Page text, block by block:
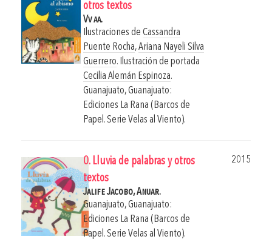
otros textos
Vv aa.
Ilustraciones de Cassandra
Puente Rocha,Ariana Nayeli Silva
Guerrero. Ilustración de portada
Cecilia Alemán Espinoza.
Guanajuato, Guanajuato:
Ediciones La Rana (Barcos de
Papel. Serie Velas al Viento).
0. Lluvia de palabras y otros
textos
2015
Jalife Jacobo, Anuar.
Guanajuato, Guanajuato:
Ediciones La Rana (Barcos de
Papel. Serie Velas al Viento).